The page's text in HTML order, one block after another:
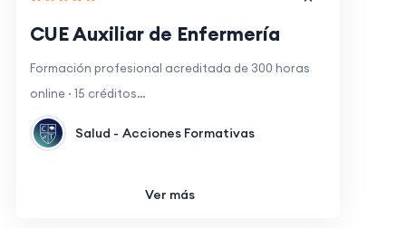
CUE Auxiliar de Enfermería
Formación profesional acreditada de 300 horas
online · 15 créditos…
Salud - Acciones Formativas
Ver más